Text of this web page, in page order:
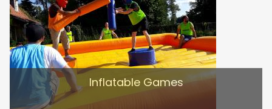
Inflatable Games